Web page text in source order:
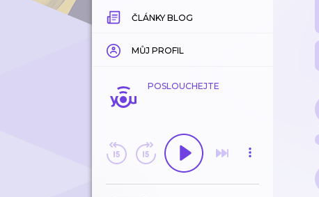
ČLÁNKY BLOG
MŮJ PROFIL
POSLOUCHEJTE